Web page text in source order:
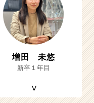
増田 未悠
新卒１年目